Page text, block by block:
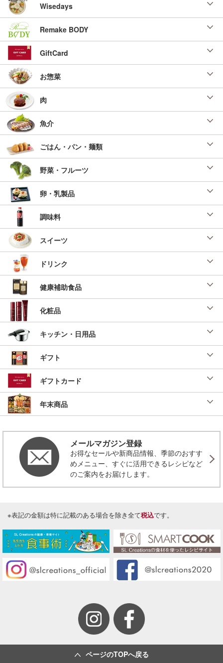
Wisedays
Remake BODY
GiftCard
お惣菜
肉
魚介
ごはん・パン・麺類
野菜・フルーツ
卵・乳製品
調味料
スイーツ
ドリンク
健康補助食品
化粧品
キッチン・日用品
ギフト
ギフトカード
年末商品
メールマガジン登録
お得なセールや新商品情報、季節のおすす
めメニュー、すぐに活用できるレシピなど
のご案内をお届けします。
※表記の金額は特に記載のある場合を除き全て税込です。
ページのTOPへ戻る